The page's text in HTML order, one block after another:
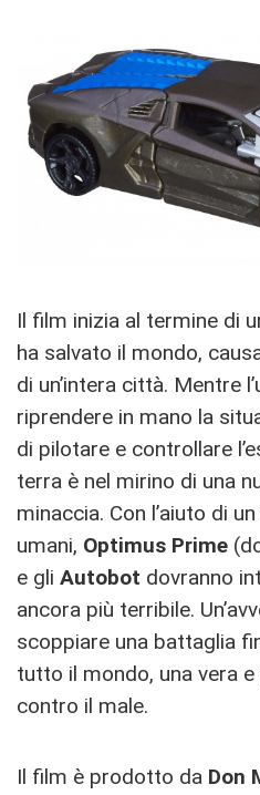
Il film inizia al termine di
ha salvato il mondo,
di un’intera città. Mentre
riprendere in mano la
di pilotare e controllare
terra è nel mirino di una
minaccia. Con l’aiuto di
umani, Optimus Prime
e gli Autobot dovranno
ancora più terribile.
scoppiare una battaglia
tutto il mondo, una vera
contro il male.
Il film è prodotto da Don